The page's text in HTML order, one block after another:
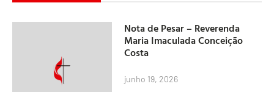
Nota de Pesar – Reverenda
Maria Imaculada Conceição
Costa
junho 19, 2026